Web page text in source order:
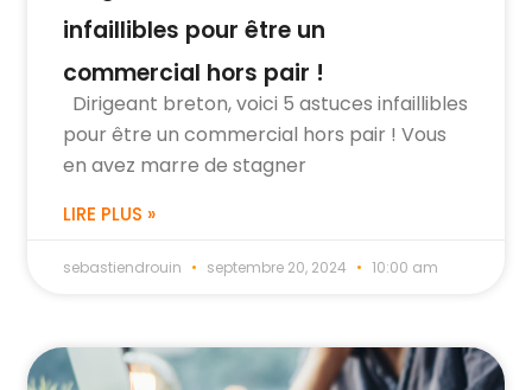
infaillibles pour être un
commercial hors pair !
Dirigeant breton, voici 5 astuces infaillibles
pour être un commercial hors pair ! Vous
en avez marre de stagner
LIRE PLUS »
sebastiendrouin septembre 20, 2024 10:00 am